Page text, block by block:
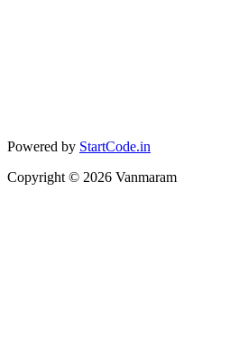
Powered by StartCode.in
Copyright © 2026 Vanmaram